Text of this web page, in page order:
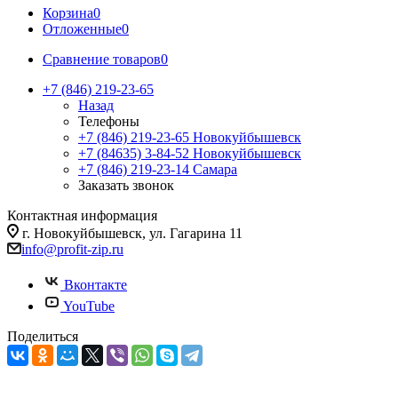
Корзина0
Отложенные0
Сравнение товаров0
+7 (846) 219-23-65
Назад
Телефоны
+7 (846) 219-23-65 Новокуйбышевск
+7 (84635) 3-84-52 Новокуйбышевск
+7 (846) 219-23-14 Самара
Заказать звонок
Контактная информация
г. Новокуйбышевск, ул. Гагарина 11
info@profit-zip.ru
Вконтакте
YouTube
Поделиться